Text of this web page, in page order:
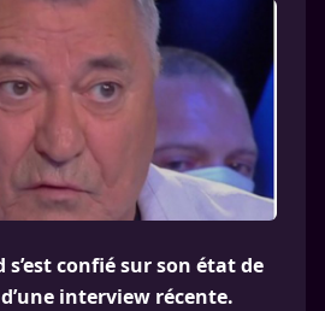
s’est confié sur son état de
interview récente.